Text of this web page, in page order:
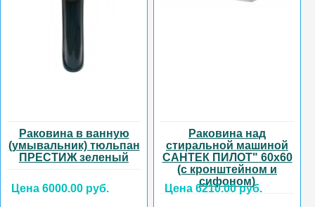
Раковина в ванную
(умывальник) тюльпан
ПРЕСТИЖ зеленый
Цена 6000.00 руб.
Раковина над
стиральной машиной
САНТЕК ПИЛОТ" 60х60
(с кронштейном и
сифоном)
Цена 6210.00 руб.